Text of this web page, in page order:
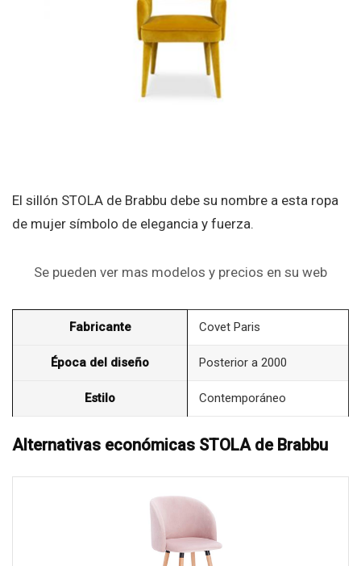
El sillón STOLA de Brabbu debe su nombre a esta ropa
de mujer símbolo de elegancia y fuerza.
Se pueden ver mas modelos y precios en su web
Fabricante Covet Paris
Época del diseño Posterior a 2000
Estilo Contemporáneo
Alternativas económicas STOLA de Brabbu